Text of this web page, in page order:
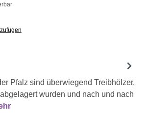
Pfalz sind überwiegend Treibhölzer,
wurden und nach und nach